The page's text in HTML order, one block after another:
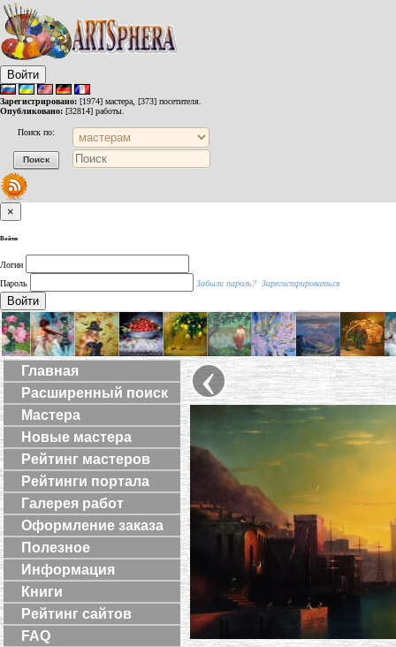
Войти
Зарегистрировано: [1974] мастера, [373] посетителя.
Опубликовано: [32814] работы.
Поиск по:
×
Войти
Логин
Пароль
Забыли пароль? Зарегистрироваться
Войти
Главная
Расширенный поиск
Мастера
Новые мастера
Рейтинг мастеров
Рейтинги портала
Галерея работ
Оформление заказа
Полезное
Информация
Книги
Рейтинг сайтов
FAQ
‹